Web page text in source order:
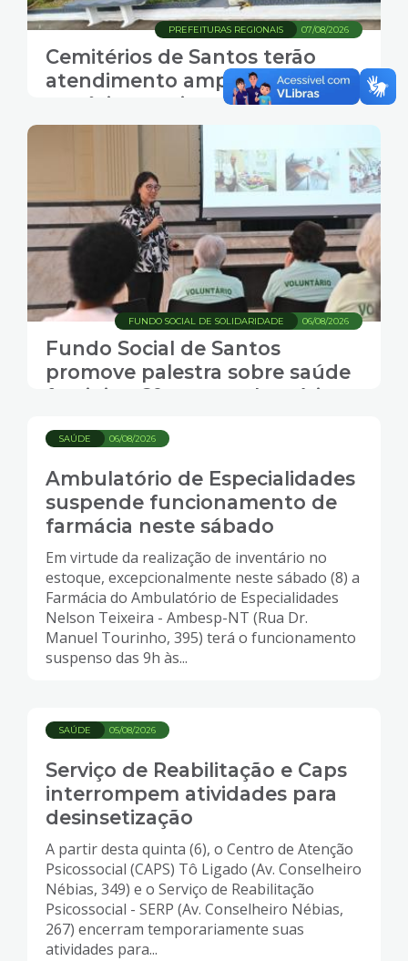
07/08/2026
PREFEITURAS REGIONAIS
Cemitérios de Santos terão
atendimento ampliado, missas
e música ao vivo no fim de
semana do Dia dos Pais
06/08/2026
FUNDO SOCIAL DE SOLIDARIDADE
Fundo Social de Santos
promove palestra sobre saúde
feminina 60+ para voluntárias
06/08/2026
SAÚDE
Ambulatório de Especialidades
suspende funcionamento de
farmácia neste sábado
Em virtude da realização de inventário no
estoque, excepcionalmente neste sábado (8) a
Farmácia do Ambulatório de Especialidades
Nelson Teixeira - Ambesp-NT (Rua Dr.
Manuel Tourinho, 395) terá o funcionamento
suspenso das 9h às...
05/08/2026
SAÚDE
Serviço de Reabilitação e Caps
interrompem atividades para
desinsetização
A partir desta quinta (6), o Centro de Atenção
Psicossocial (CAPS) Tô Ligado (Av. Conselheiro
Nébias, 349) e o Serviço de Reabilitação
Psicossocial - SERP (Av. Conselheiro Nébias,
267) encerram temporariamente suas
atividades para...